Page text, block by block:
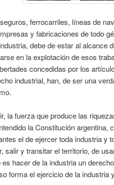
ferrocarriles, líneas de
y fabricaciones de todo
debe de estar al alcance
en la explotación de esos
concedidas por los
industrial, han, de ser una
la fuerza que produce las
la Constitución argentina,
el de ejercer toda industria y
salir y transitar el territorio, de
hacer de la industria un
forma el ejercicio de la industria